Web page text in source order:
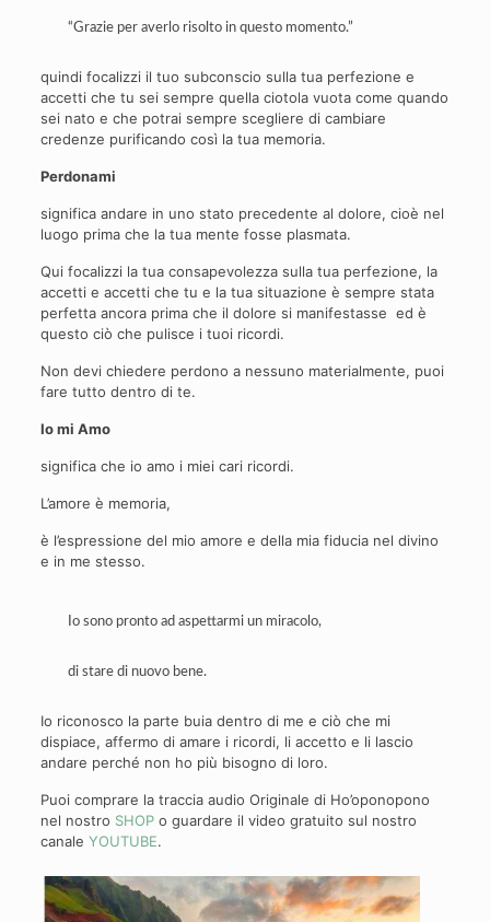
“Grazie per averlo risolto in questo momento.”
quindi focalizzi il tuo subconscio sulla tua perfezione e
accetti che tu sei sempre quella ciotola vuota come quando
sei nato e che potrai sempre scegliere di cambiare
credenze purificando così la tua memoria.
Perdonami
significa andare in uno stato precedente al dolore, cioè nel
luogo prima che la tua mente fosse plasmata.
Qui focalizzi la tua consapevolezza sulla tua perfezione, la
accetti e accetti che tu e la tua situazione è sempre stata
perfetta ancora prima che il dolore si manifestasse ed è
questo ciò che pulisce i tuoi ricordi.
Non devi chiedere perdono a nessuno materialmente, puoi
fare tutto dentro di te.
Io mi Amo
significa che io amo i miei cari ricordi.
L’amore è memoria,
è l’espressione del mio amore e della mia fiducia nel divino
e in me stesso.
Io sono pronto ad aspettarmi un miracolo,
di stare di nuovo bene.
Io riconosco la parte buia dentro di me e ciò che mi
dispiace, affermo di amare i ricordi, li accetto e li lascio
andare perché non ho più bisogno di loro.
Puoi comprare la traccia audio Originale di Ho’oponopono
nel nostro SHOPo guardare il video gratuito sul nostro
canale YOUTUBE.